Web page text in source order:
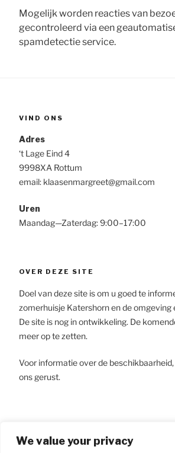
We value your privacy
Mogelijk worden reacties van
gecontroleerd via een
spamdetectie service.
VIND ONS
Adres
‘t Lage Eind 4
9998XA Rottum
email: klaasenmargreet@gmail.com
Uren
Maandag—Zaterdag: 9:00–17:00
OVER DEZE SITE
Doel van deze site is om u goed te
zomerhuisje Katershorn en de omgeving
De site is nog in ontwikkeling. De
meer op te zetten.
Voor informatie over de
ons gerust.
Search